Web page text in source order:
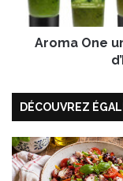
o
v
e
l
l
Aroma One
DÉCOUVREZ